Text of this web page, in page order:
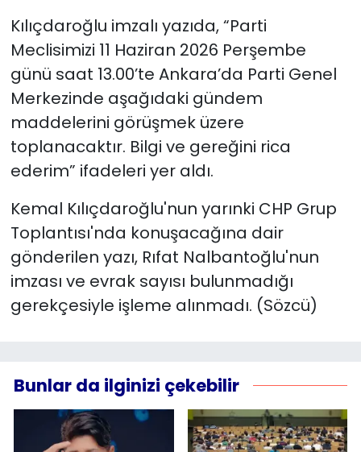
Kılıçdaroğlu imzalı yazıda, “Parti
Meclisimizi 11 Haziran 2026 Perşembe
günü saat 13.00’te Ankara’da Parti Genel
Merkezinde aşağıdaki gündem
maddelerini görüşmek üzere
toplanacaktır. Bilgi ve gereğini rica
ederim” ifadeleri yer aldı.
Kemal Kılıçdaroğlu'nun yarınki CHP Grup
Toplantısı'nda konuşacağına dair
gönderilen yazı, Rıfat Nalbantoğlu'nun
imzası ve evrak sayısı bulunmadığı
gerekçesiyle işleme alınmadı. (Sözcü)
Bunlar da ilginizi çekebilir